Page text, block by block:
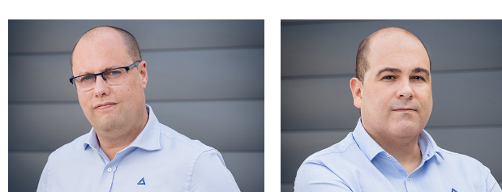
Licenciado en Administración y
Dirección de Empresas. Vinculado a
las áreas de Dirección y Control de
Gestión en constructoras durante
Especialista en gestión financiera,
control de costes y RRHH con
experiencia de más de 20 años.
Todo lo que se hace se puede medir,
sólo midiéndolo se puede controlar
y sólo si se controla se puede